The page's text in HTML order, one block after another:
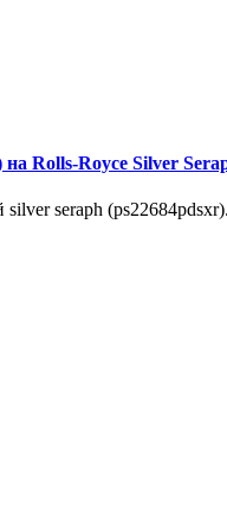
Rolls-Royce Silver
silver seraph